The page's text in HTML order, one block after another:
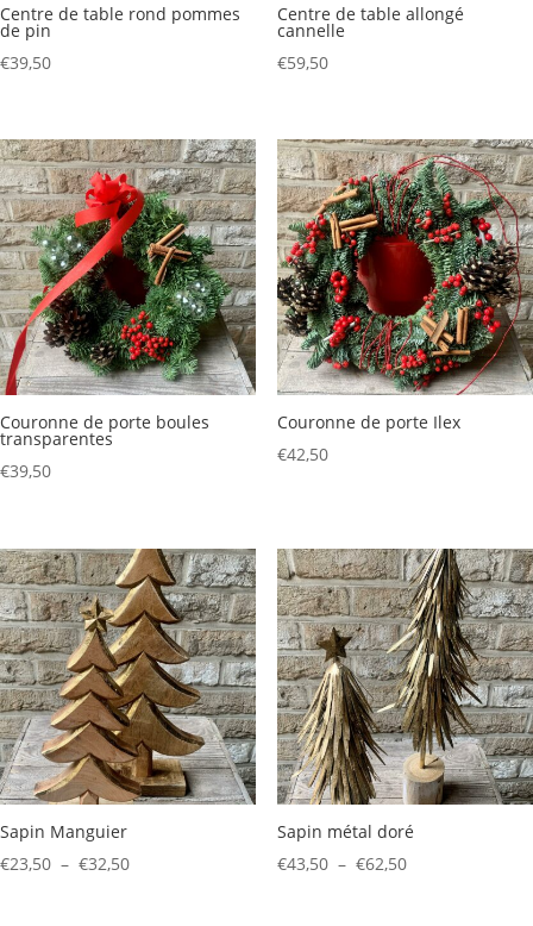
Centre de table rond pommes
de pin
€39,50
Centre de table allongé
cannelle
€59,50
Couronne de porte boules
transparentes
€39,50
Couronne de porte Ilex
€42,50
Sapin Manguier
€23,50 – €32,50Plage
Sapin métal doré
€43,50 – €62,50Plage